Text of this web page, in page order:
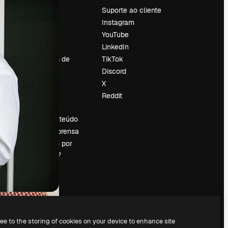
Tendências de
Vender conteúdo
Sala de imprensa
Procurando por
magnific.ai?
Suporte ao cliente
Instagram
YouTube
LinkedIn
TikTok
Discord
X
Reddit
to the storing of cookies on your device to enhance site